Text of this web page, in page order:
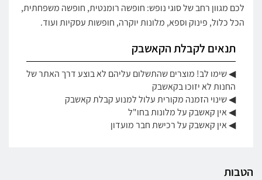
לכם מגוון רחב של סוגי נופש: חופשה רומנטית, חופשה משפחתית,
הכל כלול, פינוק וספא, מלונות יוקרה, חופשות עסקיות ועוד.
תנאים לקבלת הקאשבק
◀ שימו לב! מוצרים שהתשלום עליהם לא בוצע דרך האתר של
החנות לא יזוכו בקאשבק
◀ שינוי הזמנה מקורית עלול למנוע קבלת קאשבק
◀ אין קאשבק על מלונות בחו"ל
◀ אין קאשבק על רכישת חבר מועדון
הטבות